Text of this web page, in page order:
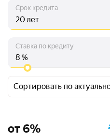
Срок кредита
лет
Ставка по кредиту
%
Сортировать по
от 6%